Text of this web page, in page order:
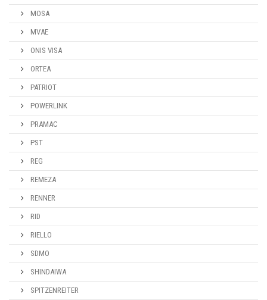
MOSA
MVAE
ONIS VISA
ORTEA
PATRIOT
POWERLINK
PRAMAC
PST
REG
REMEZA
RENNER
RID
RIELLO
SDMO
SHINDAIWA
SPITZENREITER